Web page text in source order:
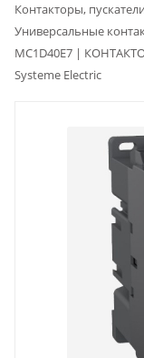
Контакторы,
Универсальные
MC1D40E7 |
Systeme Electric